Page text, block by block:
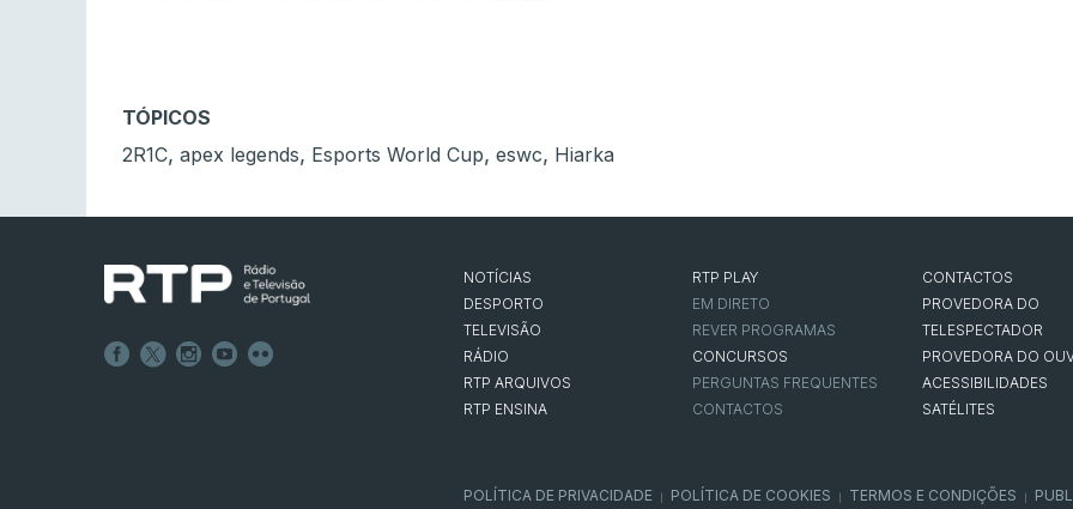
TÓPICOS
2R1C, apex legends, Esports World Cup, eswc, Hiarka
NOTÍCIAS
DESPORTO
TELEVISÃO
RÁDIO
RTP ARQUIVOS
RTP ENSINA
RTP PLAY
EM DIRETO
REVER PROGRAMAS
CONCURSOS
PERGUNTAS FREQUENTES
CONTACTOS
CONTACTOS
PROVEDORA DO
TELESPECTADOR
PROVEDORA DO
ACESSIBILIDADES
SATÉLITES
POLÍTICA DE PRIVACIDADE POLÍTICA DE COOKIES TERMOS E CONDIÇÕES